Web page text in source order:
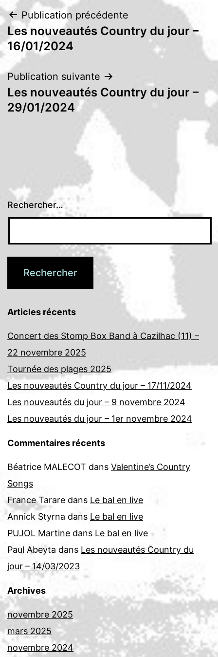
Navigation
de
l’article
Publication précédente
Les nouveautés Country du jour –
16/01/2024
Publication suivante
Les nouveautés Country du jour –
29/01/2024
Rechercher…
Articles récents
Concert des Stomp Box Band à Cazilhac (11) –
22 novembre 2025
Tournée des plages 2025
Les nouveautés Country du jour – 17/11/2024
Les nouveautés du jour – 9 novembre 2024
Les nouveautés du jour – 1er novembre 2024
Commentaires récents
Béatrice MALECOT dans Valentine’s Country
Songs
France Tarare dans Le bal en live
Annick Styrna dans Le bal en live
PUJOL Martine dans Le bal en live
Paul Abeyta dans Les nouveautés Country du
jour – 14/03/2023
Archives
novembre 2025
mars 2025
novembre 2024